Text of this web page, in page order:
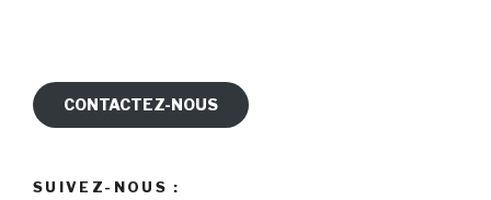
CONTACTEZ-NOUS
SUIVEZ-NOUS :